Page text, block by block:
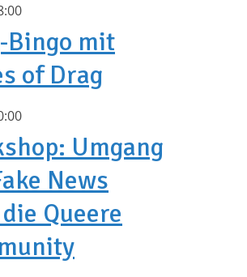
Bingo mit
of Drag
Umgang
News
Queere